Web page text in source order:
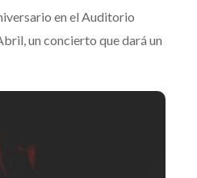
en el Auditorio
un concierto que dará un